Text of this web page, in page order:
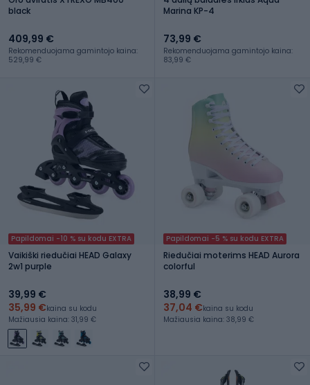
black
409,99 €
Rekomenduojama gamintojo kaina:
529,99 €
Marina KP-4
73,99 €
Rekomenduojama gamintojo kaina:
83,99 €
Papildomai -10 % su kodu EXTRA
Vaikiški riedučiai HEAD Galaxy
2w1 purple
39,99 €
35,99 €kaina su kodu
Mažiausia kaina: 31,99 €
Papildomai -5 % su kodu EXTRA
Riedučiai moterims HEAD Aurora
colorful
38,99 €
37,04 €kaina su kodu
Mažiausia kaina: 38,99 €